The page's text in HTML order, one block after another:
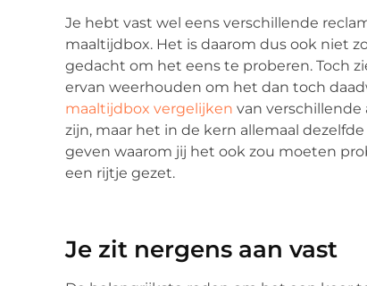
Je hebt vast wel eens verschillende
maaltijdbox. Het is daarom dus ook niet
gedacht om het eens te proberen. Toch
ervan weerhouden om het dan toch
maaltijdbox vergelijken van verschillende
zijn, maar het in de kern allemaal
geven waarom jij het ook zou moeten
een rijtje gezet.
Je zit nergens aan vast